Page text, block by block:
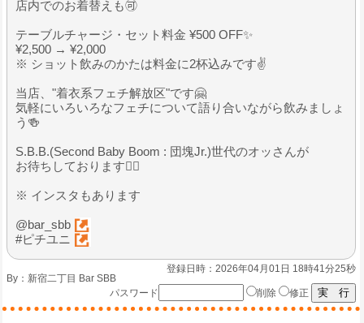
店内でのお着替えも🉑
テーブルチャージ・セット料金 ¥500 OFF✨
¥2,500 → ¥2,000
※ ショット飲みのかたは料金に2杯込みです✌️
当店、"着衣系フェチ解放区"です🤗
気軽にいろいろなフェチについて語り合いながら飲みましょ
う🍻
S.B.B.(Second Baby Boom : 団塊Jr.)世代のオッさんが
お待ちしております🙇‍♂️
※ インスタもあります
@bar_sbb
#ピチユニ
登録日時：2026年04月01日 18時41分25秒
By： 新宿二丁目 Bar SBB
パスワード
削除 修正